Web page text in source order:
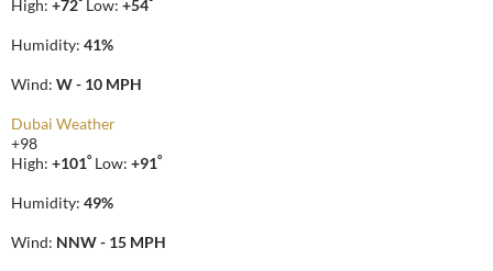
High: +72 Low: +54
Humidity: 41%
Wind: W - 10 MPH
Dubai Weather
+98
High: +101° Low: +91°
Humidity: 49%
Wind: NNW - 15 MPH